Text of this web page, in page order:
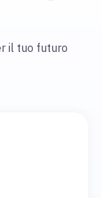
il tuo futuro